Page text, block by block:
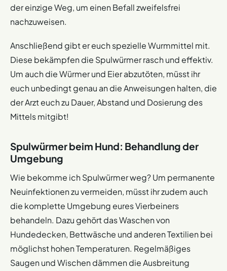
der einzige Weg, um einen Befall zweifelsfrei
nachzuweisen.
Anschließend gibt er euch spezielle Wurmmittel mit.
Diese bekämpfen die Spulwürmer rasch und effektiv.
Um auch die Würmer und Eier abzutöten, müsst ihr
euch unbedingt genau an die Anweisungen halten, die
der Arzt euch zu Dauer, Abstand und Dosierung des
Mittels mitgibt!
Spulwürmer beim Hund: Behandlung der
Umgebung
Wie bekomme ich Spulwürmer weg? Um permanente
Neuinfektionen zu vermeiden, müsst ihr zudem auch
die komplette Umgebung eures Vierbeiners
behandeln. Dazu gehört das Waschen von
Hundedecken, Bettwäsche und anderen Textilien bei
möglichst hohen Temperaturen. Regelmäßiges
Saugen und Wischen dämmen die Ausbreitung